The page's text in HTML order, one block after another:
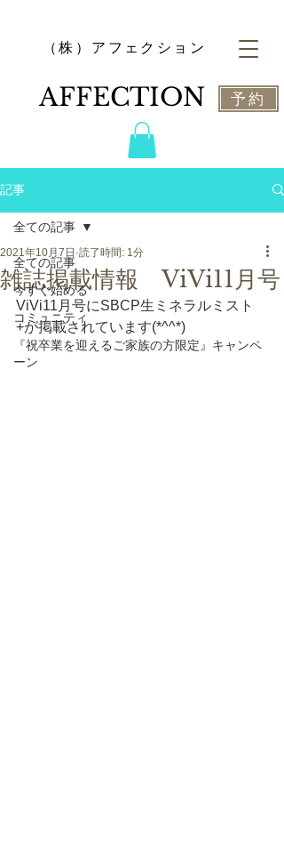
​（株）アフェクション
​AFFECTION 予約
記事
全ての記事
今すぐ始める
コミュニティ
『祝卒業を迎えるご家族の方限定』キャンペ
ーン
全ての記事
雑誌掲載情報 ViVi11月号
2021年10月7日 読了時間: 1分
ViVi11月号にSBCP生ミネラルミスト
+が掲載されています(*^^*)